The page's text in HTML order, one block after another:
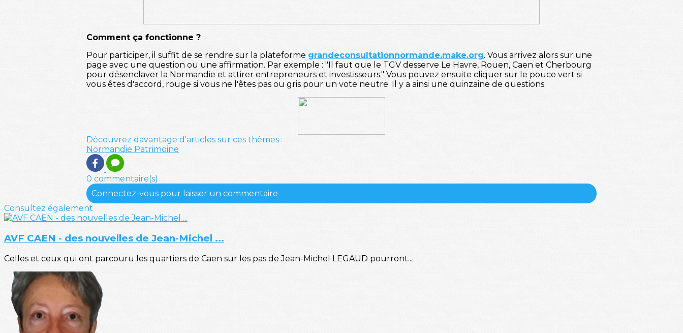
Comment ça fonctionne ?
Pour participer, il suffit de se rendre sur la plateforme grandeconsultationnormande.make.org. Vous arrivez alors sur une
page avec une question ou une affirmation. Par exemple : "Il faut que le TGV desserve Le Havre, Rouen, Caen et Cherbourg
pour désenclaver la Normandie et attirer entrepreneurs et investisseurs." Vous pouvez ensuite cliquer sur le pouce vert si
vous êtes d'accord, rouge si vous ne l'êtes pas ou gris pour un vote neutre. Il y a ainsi une quinzaine de questions.
Découvrez davantage d'articles sur ces thèmes :
Normandie Patrimoine
0 commentaire(s)
Connectez-vous pour laisser un commentaire
Consultez également
AVF CAEN - des nouvelles de Jean-Michel ...
Celles et ceux qui ont parcouru les quartiers de Caen sur les pas de Jean-Michel LEGAUD pourront...